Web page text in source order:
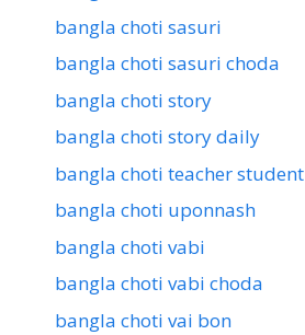
bangla choti sasuri
bangla choti sasuri choda
bangla choti story
bangla choti story daily
bangla choti teacher student
bangla choti uponnash
bangla choti vabi
bangla choti vabi choda
bangla choti vai bon